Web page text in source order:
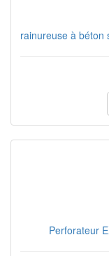
rainureuse à béton
Perforateur